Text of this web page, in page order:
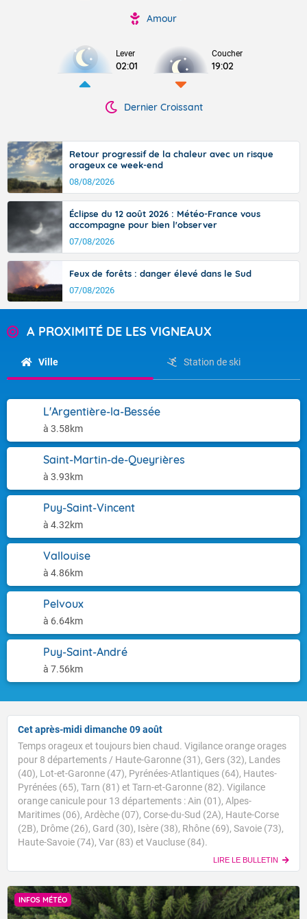
Amour
Lever
02:01
Coucher
19:02
Dernier Croissant
Retour progressif de la chaleur avec un risque
orageux ce week-end
08/08/2026
Éclipse du 12 août 2026 : Météo-France vous
accompagne pour bien l'observer
07/08/2026
Feux de forêts : danger élevé dans le Sud
07/08/2026
A PROXIMITÉ DE LES VIGNEAUX
Ville Station de ski
L'Argentière-la-Bessée
à 3.58km
Saint-Martin-de-Queyrières
à 3.93km
Puy-Saint-Vincent
à 4.32km
Vallouise
à 4.86km
Pelvoux
à 6.64km
Puy-Saint-André
à 7.56km
Cet après-midi dimanche 09 août
Temps orageux et toujours bien chaud. Vigilance orange orages
pour 8 départements / Haute-Garonne (31), Gers (32), Landes
(40), Lot-et-Garonne (47), Pyrénées-Atlantiques (64), Hautes-
Pyrénées (65), Tarn (81) et Tarn-et-Garonne (82). Vigilance
orange canicule pour 13 départements : Ain (01), Alpes-
Maritimes (06), Ardèche (07), Corse-du-Sud (2A), Haute-Corse
(2B), Drôme (26), Gard (30), Isère (38), Rhône (69), Savoie (73),
Haute-Savoie (74), Var (83) et Vaucluse (84).
LIRE LE BULLETIN
INFOS MÉTÉO